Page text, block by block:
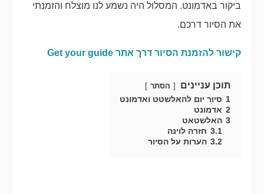
ביקור באדמונט. המסלול היה נשמע לנו מוצלח והזמנתי
את הסיור דרכם.
קישור להזמנת הסיור דרך אתר Get your guide
תוכן עניינים הסתר
1 סיור יום להאלשטט ואדמונט
2 אדמונט
3 האלשטאט
3.1 חזרה לוינה
3.2 הערות על הסיור